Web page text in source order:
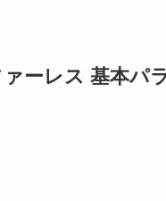
ーレス 基本パ